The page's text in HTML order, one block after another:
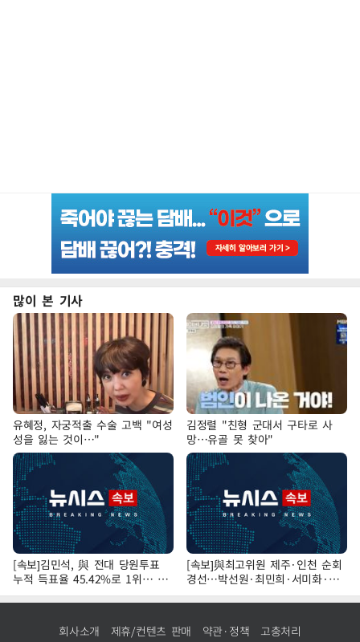
많이 본 기사
유혜정, 자궁적출 수술 고백 "여성
성을 잃는 것이…"
김정렬 "친형 군대서 구타로 사
망…유골 못 찾아"
[속보]김민석, 與 전대 당원투표
누적 득표율 45.42%로 1위… 정
청래 44.56%
[속보]與최고위원 제주·인천 순회
경선…박선원·최민희·서미화·한
민수·김용 순
회사소개 제휴/컨텐츠 판매 약관·정책 고충처리